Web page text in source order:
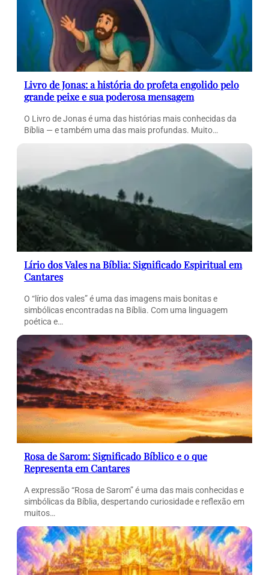
Livro de Jonas: a história do profeta engolido pelo
grande peixe e sua poderosa mensagem
O Livro de Jonas é uma das histórias mais conhecidas da
Bíblia — e também uma das mais profundas. Muito…
Lírio dos Vales na Bíblia: Significado Espiritual em
Cantares
O “lírio dos vales” é uma das imagens mais bonitas e
simbólicas encontradas na Bíblia. Com uma linguagem
poética e…
Rosa de Sarom: Significado Bíblico e o que
Representa em Cantares
A expressão “Rosa de Sarom” é uma das mais conhecidas e
simbólicas da Bíblia, despertando curiosidade e reflexão em
muitos…